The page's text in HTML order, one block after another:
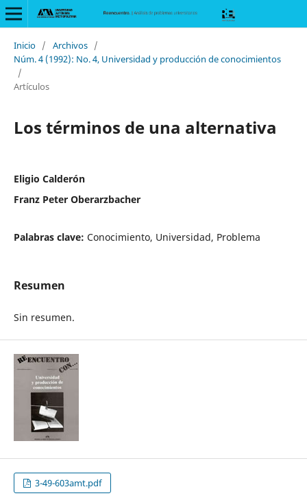
Inicio / Archivos /
Núm. 4 (1992): No. 4, Universidad y producción de conocimientos
/
Artículos
Los términos de una alternativa
Eligio Calderón
Franz Peter Oberarzbacher
Palabras clave: Conocimiento, Universidad, Problema
Resumen
Sin resumen.
3-49-603amt.pdf